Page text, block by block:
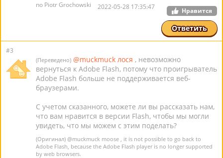
по Piotr Grochowski 2022-05-28 17:35:47 Нравится
Ответить
#3
(Переведено) @muckmuck лося , невозможно
вернуться к Adobe Flash, потому что проигрыватель
Adobe Flash больше не поддерживается веб-
браузерами.
С учетом сказанного, можете ли вы рассказать нам,
что вам нравится в версии Flash, чтобы мы могли
увидеть, что мы можем с этим поделать?
(Оригинал) @muckmuck moose , it is not possible to go back to
Adobe Flash, because the Adobe Flash player is no longer supported
by web browsers.